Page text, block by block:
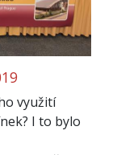
využití
I to bylo